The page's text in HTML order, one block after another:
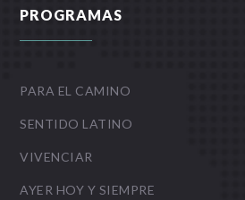
PROGRAMAS
PARA EL CAMINO
SENTIDO LATINO
VIVENCIAR
AYER HOY Y SIEMPRE